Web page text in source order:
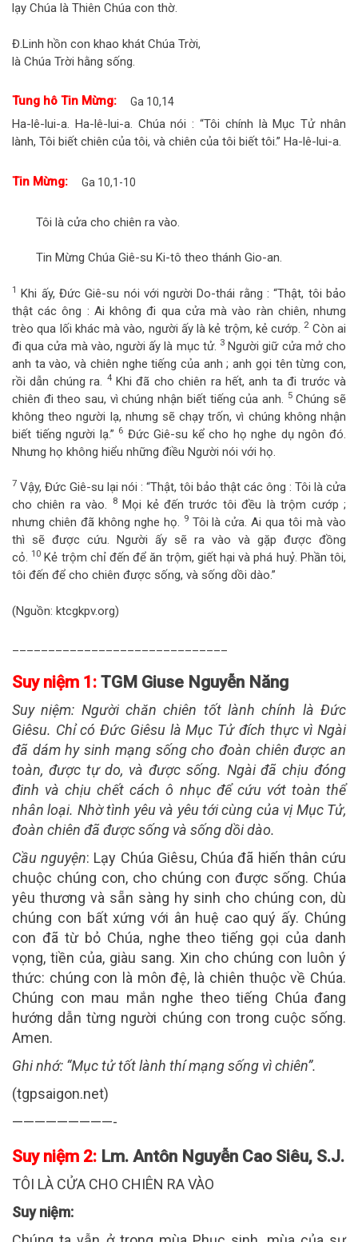
lạy Chúa là Thiên Chúa con thờ.
Đ.Linh hồn con khao khát Chúa Trời,
là Chúa Trời hằng sống.
Tung hô Tin Mừng: Ga 10,14
Ha-lê-lui-a. Ha-lê-lui-a. Chúa nói : “Tôi chính là Mục Tử nhân
lành, Tôi biết chiên của tôi, và chiên của tôi biết tôi.” Ha-lê-lui-a.
Tin Mừng: Ga 10,1-10
Tôi là cửa cho chiên ra vào.
Tin Mừng Chúa Giê-su Ki-tô theo thánh Gio-an.
1 Khi ấy, Đức Giê-su nói với người Do-thái rằng : “Thật, tôi bảo
thật các ông : Ai không đi qua cửa mà vào ràn chiên, nhưng
trèo qua lối khác mà vào, người ấy là kẻ trộm, kẻ cướp. 2Còn ai
đi qua cửa mà vào, người ấy là mục tử. 3 Người giữ cửa mở cho
anh ta vào, và chiên nghe tiếng của anh ; anh gọi tên từng con,
rồi dẫn chúng ra. 4Khi đã cho chiên ra hết, anh ta đi trước và
chiên đi theo sau, vì chúng nhận biết tiếng của anh. 5Chúng sẽ
không theo người lạ, nhưng sẽ chạy trốn, vì chúng không nhận
biết tiếng người lạ.” 6 Đức Giê-su kể cho họ nghe dụ ngôn đó.
Nhưng họ không hiểu những điều Người nói với họ.
7 Vậy, Đức Giê-su lại nói : “Thật, tôi bảo thật các ông : Tôi là cửa
cho chiên ra vào.
8Mọi kẻ đến trước tôi đều là trộm cướp ;
nhưng chiên đã không nghe họ. 9Tôi là cửa. Ai qua tôi mà vào
thì sẽ được cứu. Người ấy sẽ ra vào và gặp được đồng
cỏ. 10 Kẻ trộm chỉ đến để ăn trộm, giết hại và phá huỷ. Phần tôi,
tôi đến để cho chiên được sống, và sống dồi dào.”
(Nguồn: ktcgkpv.org)
Suy niệm 1: TGM Giuse Nguyễn Năng
Suy niệm: Người chăn chiên tốt lành chính là Ðức
Giêsu. Chỉ có Ðức Giêsu là Mục Tử đích thực vì Ngài
đã dám hy sinh mạng sống cho đoàn chiên được an
toàn, được tự do, và được sống. Ngài đã chịu đóng
đinh và chịu chết cách ô nhục để cứu vớt toàn thể
nhân loại. Nhờ tình yêu và yêu tới cùng của vị Mục Tử,
đoàn chiên đã được sống và sống dồi dào.
Cầu nguyện: Lạy Chúa Giêsu, Chúa đã hiến thân cứu
chuộc chúng con, cho chúng con được sống. Chúa
yêu thương và sẵn sàng hy sinh cho chúng con, dù
chúng con bất xứng với ân huệ cao quý ấy. Chúng
con đã từ bỏ Chúa, nghe theo tiếng gọi của danh
vọng, tiền của, giàu sang. Xin cho chúng con luôn ý
thức: chúng con là môn đệ, là chiên thuộc về Chúa.
Chúng con mau mắn nghe theo tiếng Chúa đang
hướng dẫn từng người chúng con trong cuộc sống.
Amen.
Ghi nhớ: “Mục tử tốt lành thí mạng sống vì chiên”.
(tgpsaigon.net)
—————————-
Suy niệm 2: Lm. Antôn Nguyễn Cao Siêu, S.J.
TÔI LÀ CỬA CHO CHIÊN RA VÀO
Suy niệm: